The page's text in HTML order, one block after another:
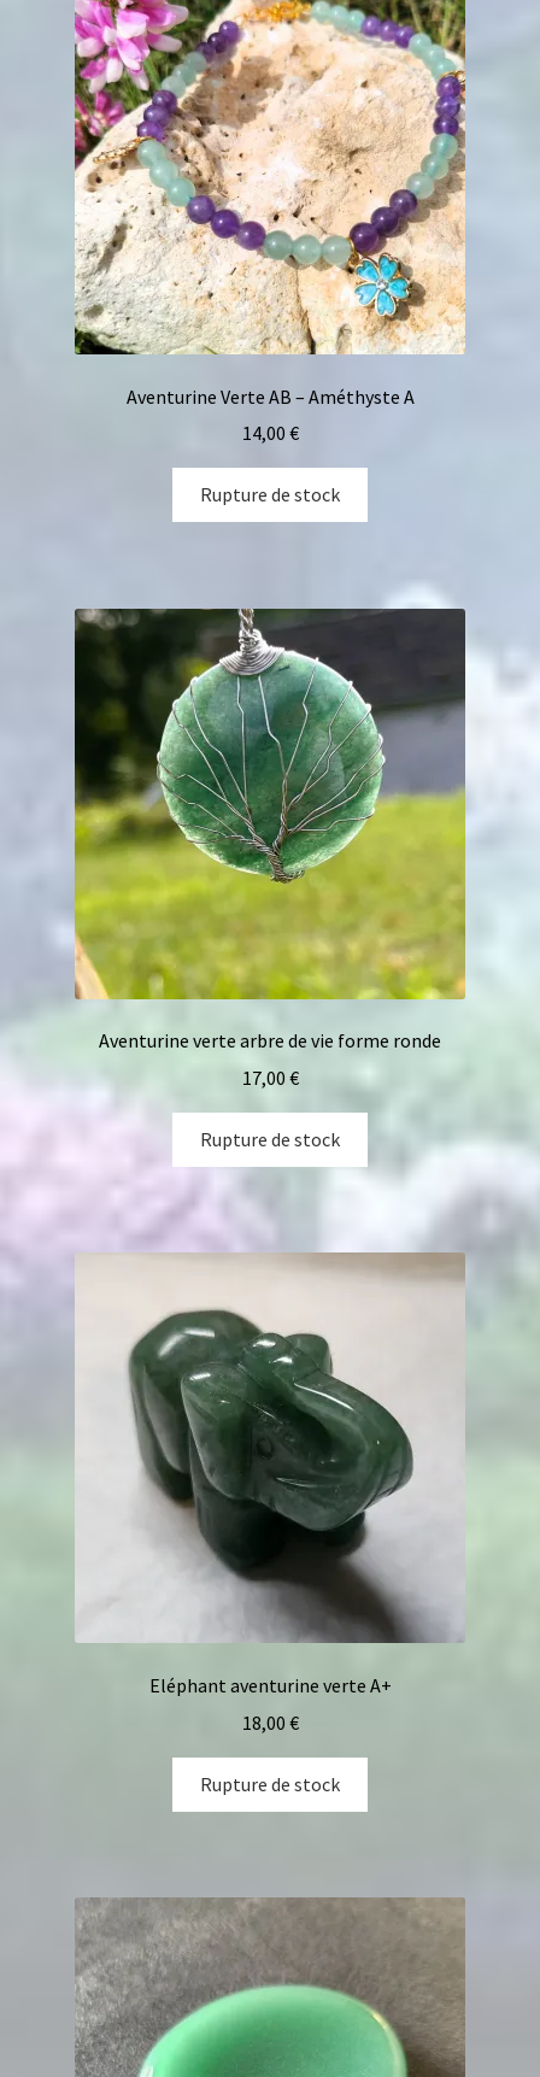
Aventurine Verte AB – Améthyste A
14,00 €
Rupture de stock
Aventurine verte arbre de vie forme ronde
17,00 €
Rupture de stock
Eléphant aventurine verte A+
18,00 €
Rupture de stock